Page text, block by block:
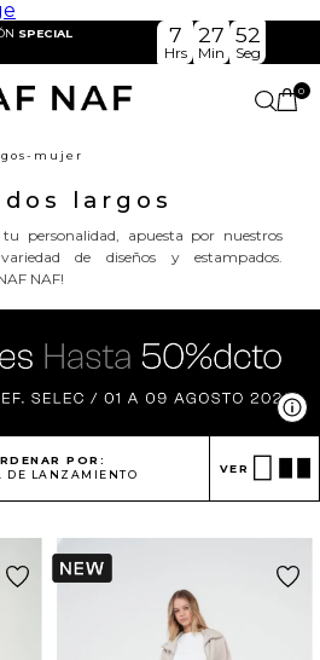
SPECIAL
7
Hrs
27
Min
50
Seg
0
mujer
largos
personalidad, apuesta por nuestros
de diseños y estampados.
NAF!
POR:
DE LANZAMIENTO
VER